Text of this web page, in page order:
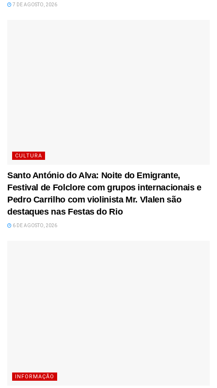
7 DE AGOSTO, 2026
CULTURA
Santo António do Alva: Noite do Emigrante,
Festival de Folclore com grupos internacionais e
Pedro Carrilho com violinista Mr. Vlalen são
destaques nas Festas do Rio
6 DE AGOSTO, 2026
INFORMAÇÃO